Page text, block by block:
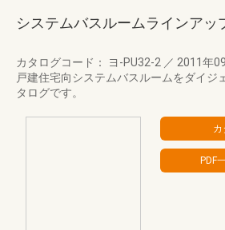
システムバスルームラインアッ
カタログコード： ヨ-PU32-2 ／ 2011年
戸建住宅向システムバスルームをダイジ
タログです。